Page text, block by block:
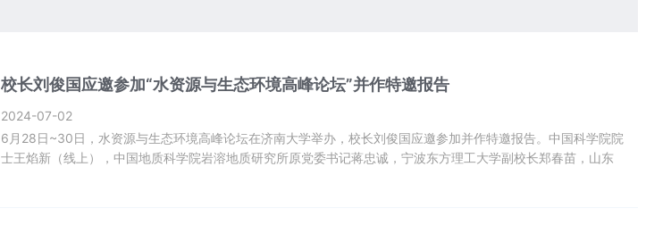
校长刘俊国应邀参加“水资源与生态环境高峰论坛”并作特邀报告
2024-07-02
6月28日~30日，水资源与生态环境高峰论坛在济南大学举办，校长刘俊国应邀参加并作特邀报告。中国科学院院
士王焰新（线上），中国地质科学院岩溶地质研究所原党委书记蒋忠诚，宁波东方理工大学副校长郑春苗，山东